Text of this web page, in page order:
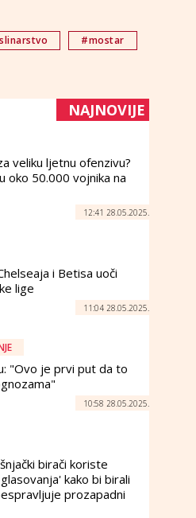
#mostar
NAJNOVIJE
veliku ljetnu ofenzivu?
oko 50.000 vojnika na
12:41 28.05.2025.
i Betisa uoči
lige
11:04 28.05.2025.
"Ovo je prvi put da to
10:58 28.05.2025.
birači koriste
kako bi birali
prozapadni